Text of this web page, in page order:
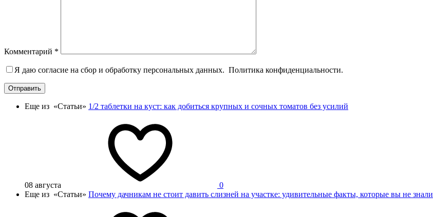
Комментарий *
Я даю согласие на сбор и обработку персональных данных. Политика конфиденциальности.
Отправить
Еще из «Статьи» 1/2 таблетки на куст: как добиться крупных и сочных томатов без усилий
08 августа
0
Еще из «Статьи» Почему дачникам не стоит давить слизней на участке: удивительные факты, которые вы не знали